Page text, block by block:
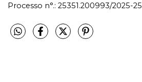
Processo n°.: 25351.200993/2025-25